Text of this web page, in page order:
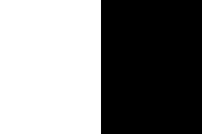
La crónica de
Diego Muñoz-
diputados más